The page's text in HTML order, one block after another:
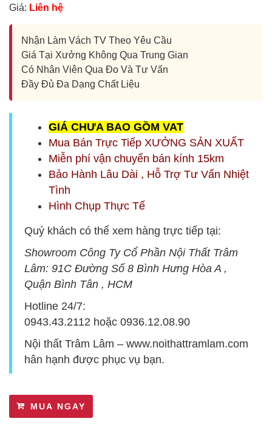
Giá: Liên hệ
Nhận Làm Vách TV Theo Yêu Cầu
Giá Tại Xưởng Không Qua Trung Gian
Có Nhân Viên Qua Đo Và Tư Vấn
Đầy Đủ Đa Dạng Chất Liệu
GIÁ CHƯA BAO GỒM VAT
Mua Bán Trực Tiếp XƯỞNG SẢN XUẤT
Miễn phí vận chuyển bán kính 15km
Bảo Hành Lâu Dài , Hỗ Trợ Tư Vấn Nhiệt
Tình
Hình Chụp Thực Tế
Quý khách có thể xem hàng trực tiếp tại:
Showroom Công Ty Cổ Phần Nội Thất Trâm
Lâm: 91C Đường Số 8 Bình Hưng Hòa A ,
Quận Bình Tân , HCM
Hotline 24/7:
0943.43.2112 hoặc 0936.12.08.90
Nội thất Trâm Lâm – www.noithattramlam.com
hân hạnh được phục vụ bạn.
MUA NGAY